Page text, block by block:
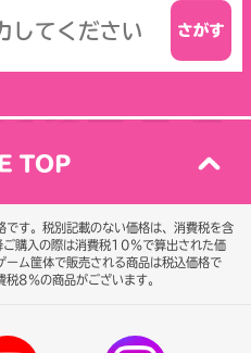
TOP
です。税別記載のない価格は、消費税を含
購入の際は消費税10％で算出された価
ム筐体で販売される商品は税込価格で
税8％の商品がございます。